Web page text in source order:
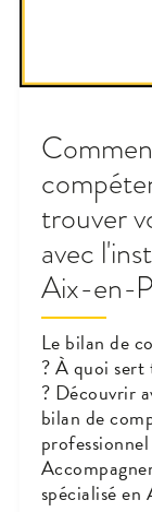
trouver
avec
Aix-en-
Le bilan de
? À quoi
? Découvrir
bilan de
spécialisé